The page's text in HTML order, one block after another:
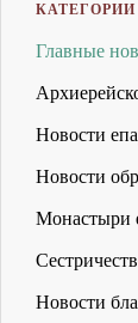
КАТЕГОРИИ
Главные
Новости
Новости
Монастыри
Новости